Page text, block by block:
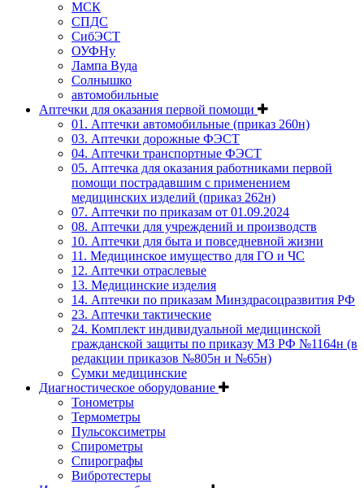
МСК
СПДС
СибЭСТ
ОУФНу
Лампа Вуда
Солнышко
автомобильные
Аптечки для оказания первой помощи
01. Аптечки автомобильные (приказ 260н)
03. Аптечки дорожные ФЭСТ
04. Аптечки транспортные ФЭСТ
05. Аптечка для оказания работниками первой
помощи пострадавшим с применением
медицинских изделий (приказ 262н)
07. Аптечки по приказам от 01.09.2024
08. Аптечки для учреждений и производств
10. Аптечки для быта и повседневной жизни
11. Медицинское имущество для ГО и ЧС
12. Аптечки отраслевые
13. Медицинские изделия
14. Аптечки по приказам Минздрасоцразвития РФ
23. Аптечки тактические
24. Комплект индивидуальной медицинской
гражданской защиты по приказу МЗ РФ №1164н (в
редакции приказов №805н и №65н)
Сумки медицинские
Диагностическое оборудование
Тонометры
Термометры
Пульсоксиметры
Спирометры
Спирографы
Вибротестеры